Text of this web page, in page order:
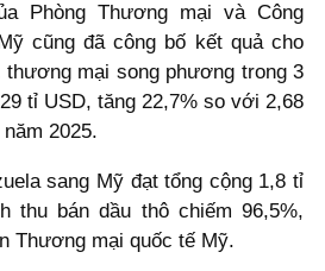
Phòng Thương mại và Công
cũng đã công bố kết quả cho
mại song phương trong 3
tỉ USD, tăng 22,7% so với 2,68
2025.
sang Mỹ đạt tổng cộng 1,8 tỉ
thu bán dầu thô chiếm 96,5%,
Thương mại quốc tế Mỹ.